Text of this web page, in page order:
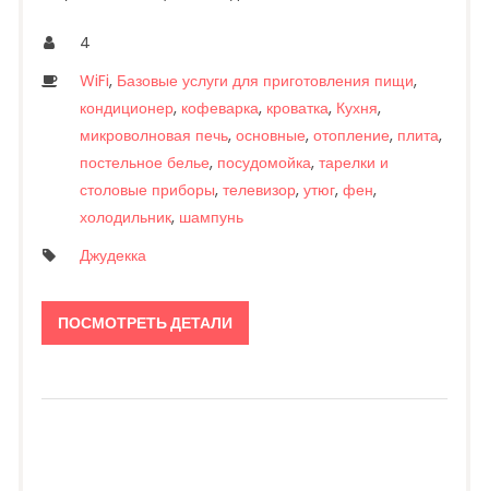
4
WiFi, Базовые услуги для приготовления пищи,
кондиционер, кофеварка, кроватка, Кухня,
микроволновая печь, основные, отопление, плита,
постельное белье, посудомойка, тарелки и
столовые приборы, телевизор, утюг, фен,
холодильник, шампунь
Джудекка
ПОСМОТРЕТЬ ДЕТАЛИ